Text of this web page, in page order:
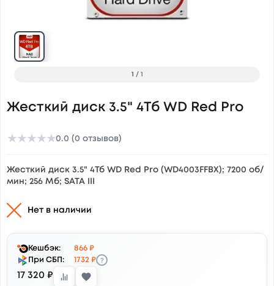
1 / 1
Жесткий диск 3.5" 4Тб WD Red Pro
★★★★★0.0 (0 отзывов)
Жесткий диск 3.5" 4Тб WD Red Pro (WD4003FFBX); 7200 об/
мин; 256 Мб; SATA III
Нет в наличии
Кешбэк:
866 ₽
При СБП:
1732 ₽ ?
17 320 ₽